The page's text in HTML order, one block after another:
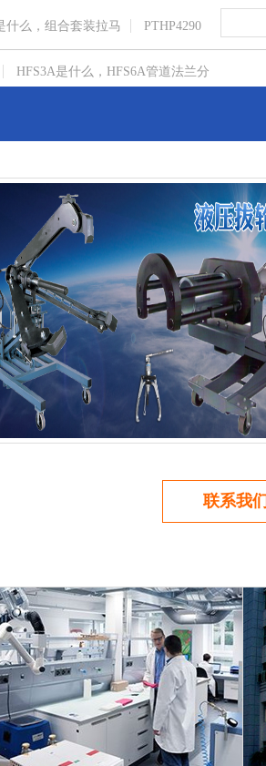
什么，组合套装拉马 PTHP4290
HFS3A是什么，HFS6A管道法兰分
联系我们
HSP-
203
BHP-
BHP-
船舶